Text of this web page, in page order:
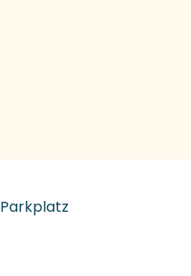
Parkplatz